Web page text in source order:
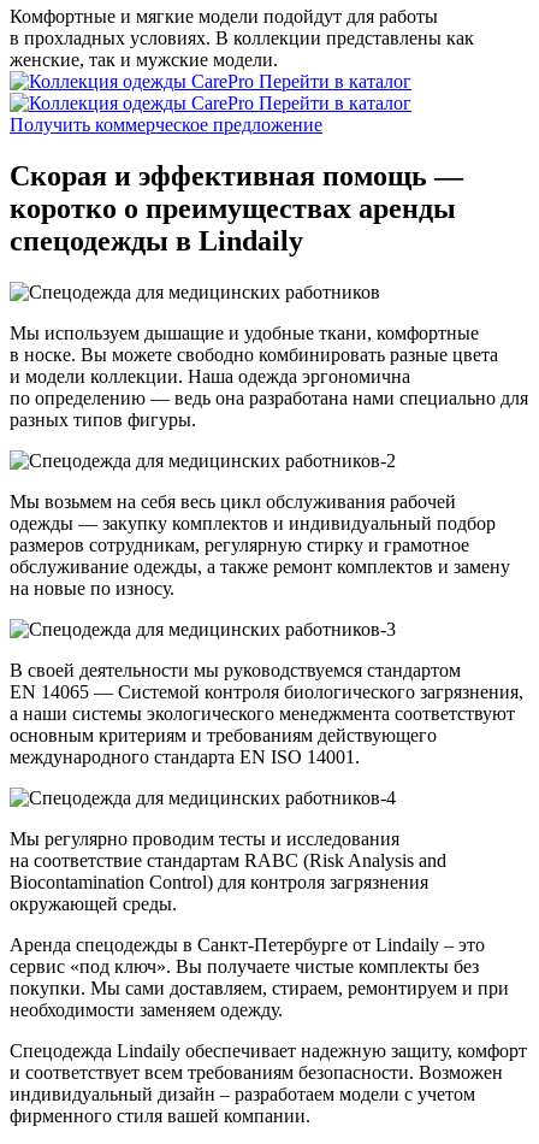
Комфортные и мягкие модели подойдут для работы
в прохладных условиях. В коллекции представлены как
женские, так и мужские модели.
Перейти в каталог
Перейти в каталог
Получить коммерческое предложение
Скорая и эффективная помощь —
коротко о преимуществах аренды
спецодежды в Lindaily
Мы используем дышащие и удобные ткани, комфортные
в носке. Вы можете свободно комбинировать разные цвета
и модели коллекции. Наша одежда эргономична
по определению — ведь она разработана нами специально для
разных типов фигуры.
Мы возьмем на себя весь цикл обслуживания рабочей
одежды — закупку комплектов и индивидуальный подбор
размеров сотрудникам, регулярную стирку и грамотное
обслуживание одежды, а также ремонт комплектов и замену
на новые по износу.
В своей деятельности мы руководствуемся стандартом
EN 14065 — Системой контроля биологического загрязнения,
а наши системы экологического менеджмента соответствуют
основным критериям и требованиям действующего
международного стандарта EN ISO 14001.
Мы регулярно проводим тесты и исследования
на соответствие стандартам RABC (Risk Analysis and
Biocontamination Control) для контроля загрязнения
окружающей среды.
Аренда спецодежды в Санкт-Петербурге от Lindaily – это
сервис «под ключ». Вы получаете чистые комплекты без
покупки. Мы сами доставляем, стираем, ремонтируем и при
необходимости заменяем одежду.
Спецодежда Lindaily обеспечивает надежную защиту, комфорт
и соответствует всем требованиям безопасности. Возможен
индивидуальный дизайн – разработаем модели с учетом
фирменного стиля вашей компании.